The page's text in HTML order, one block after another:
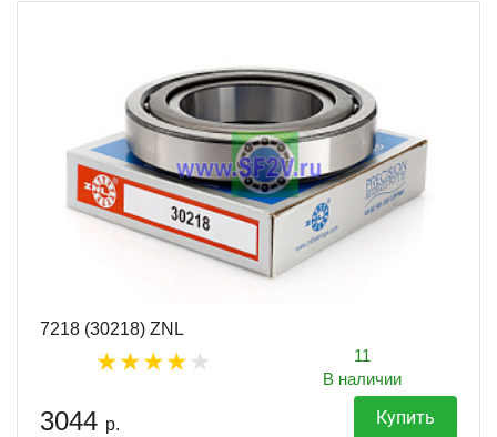
7218 (30218) ZNL
11
В наличии
3044 р. Купить